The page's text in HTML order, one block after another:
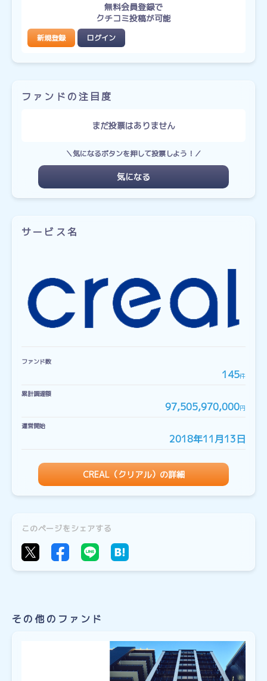
無料会員登録で
クチコミ投稿が可能
新規登録 ログイン
ファンドの注目度
まだ投票はありません
＼気になるボタンを押して投票しよう！／
気になる
サービス名
ファンド数
145件
累計調達額
97,505,970,000円
運営開始
2018年11月13日
CREAL（クリアル）の詳細
このページをシェアする
その他のファンド